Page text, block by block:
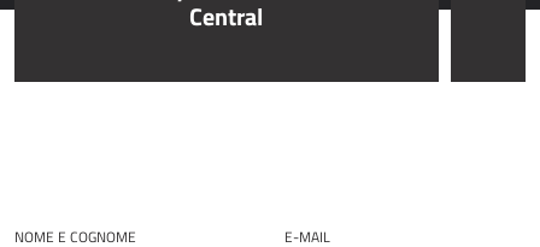
Central
NOME E COGNOME E-MAIL